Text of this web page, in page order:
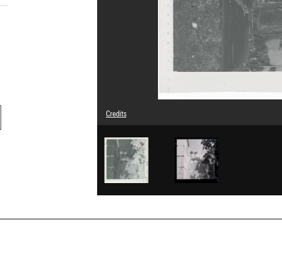
Credits
© Man Ray Trust / Adagp, Paris
Image reference : 4G03736